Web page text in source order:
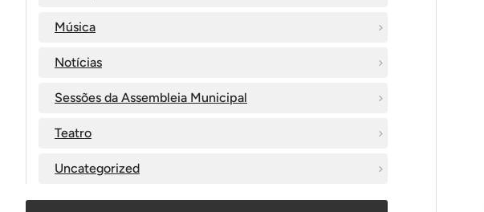
Música
Notícias
Sessões da Assembleia Municipal
Teatro
Uncategorized